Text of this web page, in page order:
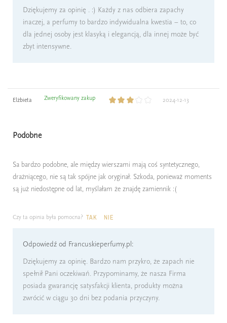
Dziękujemy za opinię . :) Każdy z nas odbiera zapachy
inaczej, a perfumy to bardzo indywidualna kwestia – to, co
dla jednej osoby jest klasyką i elegancją, dla innej może być
zbyt intensywne.
Elżbieta Zweryfikowany zakup 2024-12-13
Podobne
Sa bardzo podobne, ale między wierszami mają coś syntetycznego,
drażniącego, nie są tak spójne jak oryginał. Szkoda, ponieważ moments
są już niedostępne od lat, myślałam że znajdę zamiennik :(
Czy ta opinia była pomocna? TAK NIE
Odpowiedź od Francuskieperfumy.pl:
Dziękujemy za opinię. Bardzo nam przykro, że zapach nie
spełnił Pani oczekiwań. Przypominamy, że nasza Firma
posiada gwarancję satysfakcji klienta, produkty można
zwrócić w ciągu 30 dni bez podania przyczyny.